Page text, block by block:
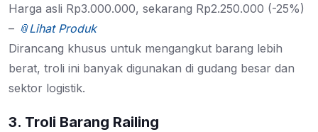
Harga asli Rp3.000.000, sekarang Rp2.250.000 (-25%)
– 📎Lihat Produk
Dirancang khusus untuk mengangkut barang lebih
berat, troli ini banyak digunakan di gudang besar dan
sektor logistik.
3. Troli Barang Railing